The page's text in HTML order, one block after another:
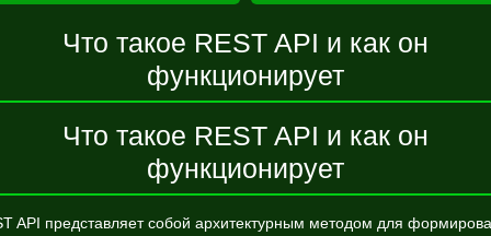
Что такое REST API и как он
функционирует
Что такое REST API и как он
функционирует
API представляет собой архитектурным методом для